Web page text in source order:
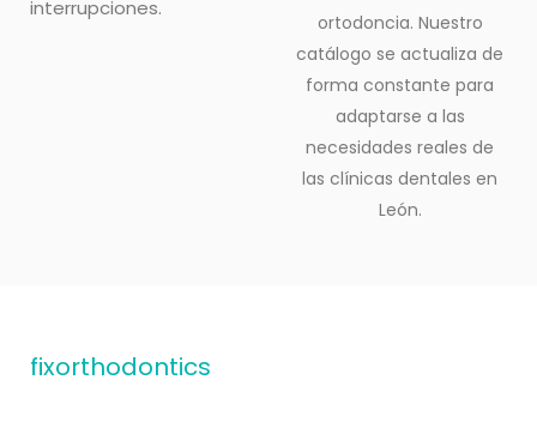
interrupciones.
ortodoncia. Nuestro
catálogo se actualiza de
forma constante para
adaptarse a las
necesidades reales de
las clínicas dentales en
León.
fixorthodontics